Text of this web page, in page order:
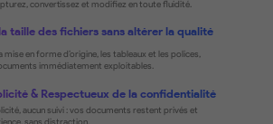
Qualité médiocre | Qualité équilibrée | Haute qualité
TÉLÉCHARGER